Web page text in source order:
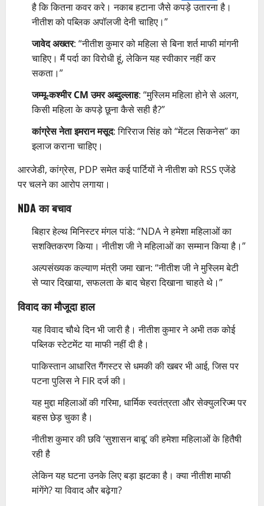
है कि कितना कवर करे। नकाब हटाना जैसे कपड़े उतारना है।
नीतीश को पब्लिक अपॉलजी देनी चाहिए।”
जावेद अख्तर: “नीतीश कुमार को महिला से बिना शर्त माफी मांगनी
चाहिए। मैं पर्दा का विरोधी हूं, लेकिन यह स्वीकार नहीं कर
सकता।”
जम्मू-कश्मीर CM उमर अब्दुल्लाह: “मुस्लिम महिला होने से अलग,
किसी महिला के कपड़े छूना कैसे सही है?”
कांग्रेस नेता इमरान मसूद: गिरिराज सिंह को “मेंटल सिकनेस” का
इलाज कराना चाहिए।
आरजेडी, कांग्रेस, PDP समेत कई पार्टियों ने नीतीश को RSS एजेंडे
पर चलने का आरोप लगाया।
NDA का बचाव
बिहार हेल्थ मिनिस्टर मंगल पांडे: “NDA ने हमेशा महिलाओं का
सशक्तिकरण किया। नीतीश जी ने महिलाओं का सम्मान किया है।”
अल्पसंख्यक कल्याण मंत्री जमा खान: “नीतीश जी ने मुस्लिम बेटी
से प्यार दिखाया, सफलता के बाद चेहरा दिखाना चाहते थे।”
विवाद का मौजूदा हाल
यह विवाद चौथे दिन भी जारी है। नीतीश कुमार ने अभी तक कोई
पब्लिक स्टेटमेंट या माफी नहीं दी है।
पाकिस्तान आधारित गैंगस्टर से धमकी की खबर भी आई, जिस पर
पटना पुलिस ने FIR दर्ज की।
यह मुद्दा महिलाओं की गरिमा, धार्मिक स्वतंत्रता और सेक्युलरिज्म पर
बहस छेड़ चुका है।
नीतीश कुमार की छवि ‘सुशासन बाबू’ की हमेशा महिलाओं के हितैषी
रही है
लेकिन यह घटना उनके लिए बड़ा झटका है। क्या नीतीश माफी
मांगेंगे? या विवाद और बढ़ेगा?